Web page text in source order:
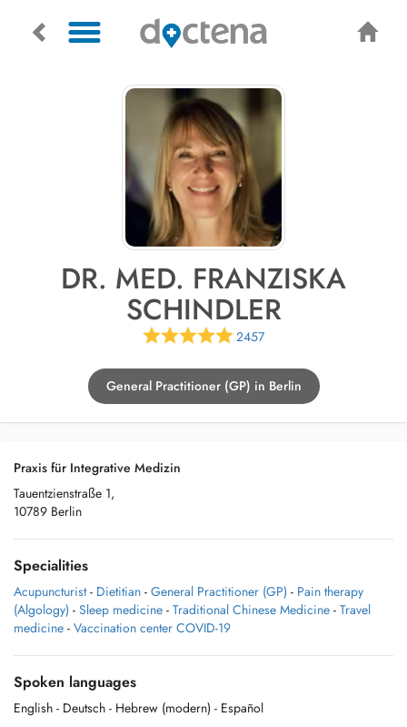
DR. MED. FRANZISKA
SCHINDLER
2457
General Practitioner (GP) in Berlin
Praxis für Integrative Medizin
Tauentzienstraße 1,
10789 Berlin
Specialities
Acupuncturist - Dietitian - General Practitioner (GP) - Pain therapy
(Algology) - Sleep medicine - Traditional Chinese Medicine - Travel
medicine - Vaccination center COVID-19
Spoken languages
English - Deutsch - Hebrew (modern) - Español